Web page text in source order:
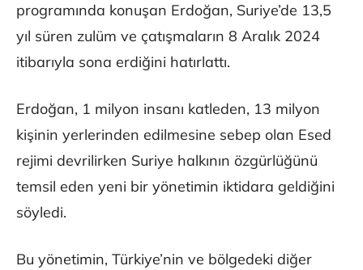
programında konuşan Erdoğan, Suriye’de 13,5
yıl süren zulüm ve çatışmaların 8 Aralık 2024
itibarıyla sona erdiğini hatırlattı.
Erdoğan, 1 milyon insanı katleden, 13 milyon
kişinin yerlerinden edilmesine sebep olan Esed
rejimi devrilirken Suriye halkının özgürlüğünü
temsil eden yeni bir yönetimin iktidara geldiğini
söyledi.
Bu yönetimin, Türkiye’nin ve bölgedeki diğer